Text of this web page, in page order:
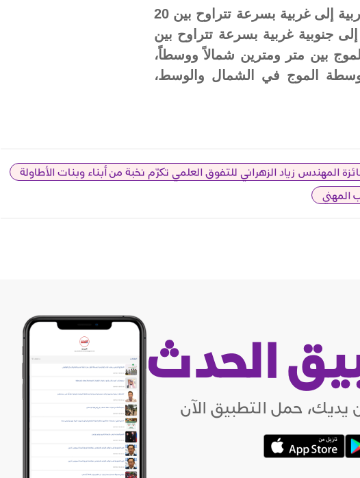
أما في الخليج العربي، فتكون الرياح السطحية شمالية غربية إلى غربية بسرعة تتراوح بين 20
جنوبية غربية بسرعة تتراوح بين
الموج بين متر ومترين شمالاً ووسطاً،
الموج في الشمال والوسط،
المهندس زياد الزهراني للتفوق العلمي تكرّم نخبة من أبناء وبنات الأطاولة
المهني
الحدث
يديك، حمل التطبيق الآن